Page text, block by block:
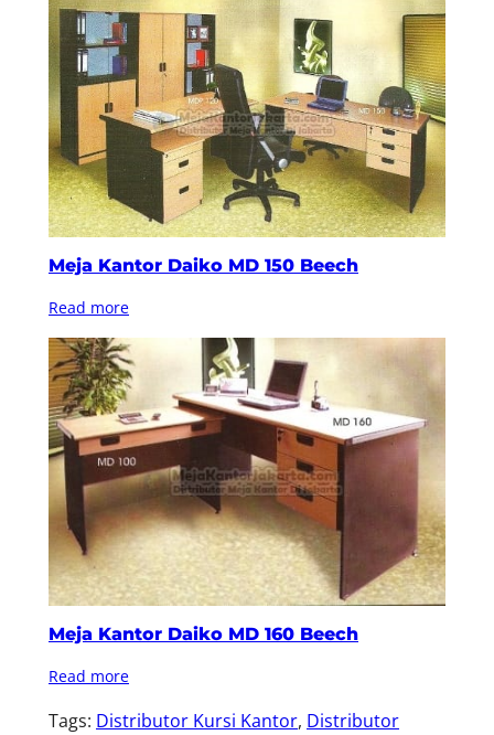
Meja Kantor Daiko MD 150 Beech
Read more
Meja Kantor Daiko MD 160 Beech
Read more
Tags: Distributor Kursi Kantor, Distributor